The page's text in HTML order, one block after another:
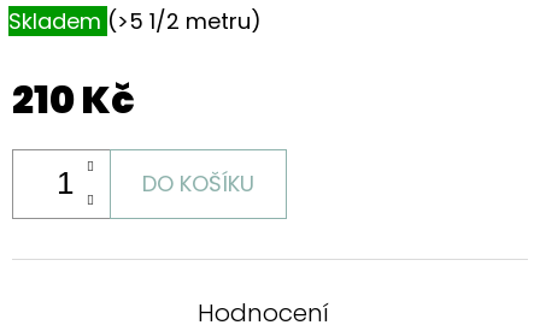
Skladem (>5 1/2 metru)
210 Kč
DO KOŠÍKU
Hodnocení